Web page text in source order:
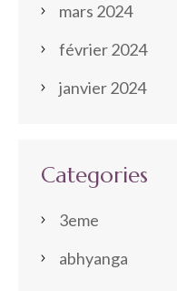
mars 2024
février 2024
janvier 2024
Categories
3eme
abhyanga